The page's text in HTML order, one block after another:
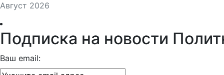
Август 2026
Подписка на новости
Ваш email: